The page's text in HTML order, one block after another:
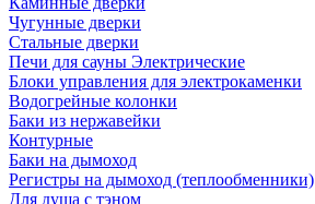
Чугунные дверки
Стальные дверки
Печи для сауны Электрические
Блоки управления для электрокаменки
Водогрейные колонки
Баки из нержавейки
Контурные
Баки на дымоход
Регистры на дымоход (теплообменники)
Для душа с тэном